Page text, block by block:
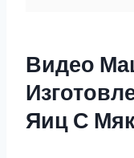
Видео
Яиц С